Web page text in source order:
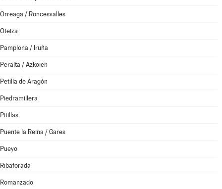
Orreaga / Roncesvalles
Oteiza
Pamplona / Iruña
Peralta / Azkoien
Petilla de Aragón
Piedramillera
Pitillas
Puente la Reina / Gares
Pueyo
Ribaforada
Romanzado